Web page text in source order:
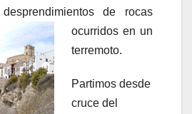
de rocas
ocurridos en un
terremoto.
Partimos desde
cruce del